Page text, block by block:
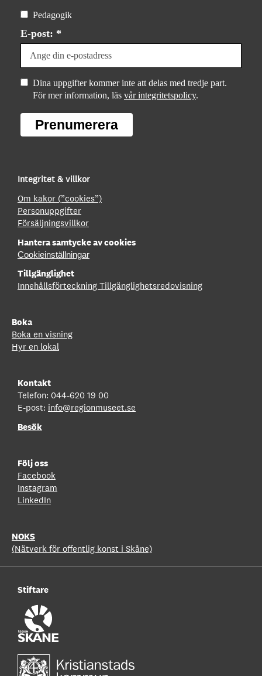
Pedagogik
E-post: *
Dina uppgifter kommer inte att delas med tredje part.
För mer information, läs vår integritetspolicy.
Prenumerera
Integritet & villkor
Om kakor (”cookies”)
Personuppgifter
Försäljningsvillkor
Hantera samtycke av cookies
Cookieinställningar
Tillgänglighet
Innehållsförteckning Tillgänglighetsredovisning
Boka
Boka en visning
Hyr en lokal
Kontakt
Telefon: 044-620 19 00
E-post: info@regionmuseet.se
Besök
Följ oss
Facebook
Instagram
LinkedIn
NOKS
(Nätverk för offentlig konst i Skåne)
Stiftare